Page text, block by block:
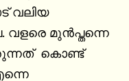
വലിയ
വളരെ മുൻപ്തന്നെ
കൊണ്ട്